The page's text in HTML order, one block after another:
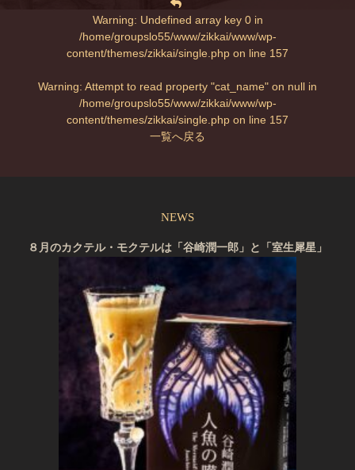
Warning: Undefined array key 0 in
/home/groupslo55/www/zikkai/www/wp-
content/themes/zikkai/single.php on line 157
Warning: Attempt to read property "cat_name" on null in
/home/groupslo55/www/zikkai/www/wp-
content/themes/zikkai/single.php on line 157
一覧へ戻る
NEWS
８月のカクテル・モクテルは「谷崎潤一郎」と「室生犀星」